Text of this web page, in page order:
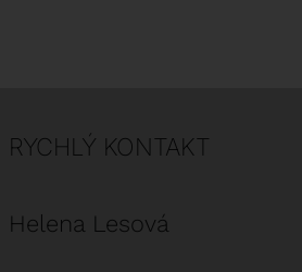
RYCHLÝ KONTAKT
Helena Lesová